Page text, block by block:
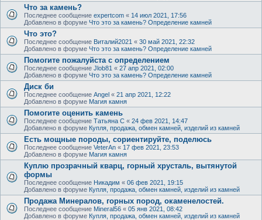
Что за камень?
Последнее сообщение expertcom « 14 июл 2021, 17:56
Добавлено в форуме Что это за камень? Определение камней
Что это?
Последнее сообщение Виталий2021 « 30 май 2021, 22:32
Добавлено в форуме Что это за камень? Определение камней
Помогите пожалуйста с определением
Последнее сообщение Jlob81 « 27 апр 2021, 02:00
Добавлено в форуме Что это за камень? Определение камней
Диск би
Последнее сообщение Angel « 21 апр 2021, 12:22
Добавлено в форуме Магия камня
Помогите оценить камень
Последнее сообщение Татьяна С « 24 фев 2021, 14:47
Добавлено в форуме Купля, продажа, обмен камней, изделий из камней
Есть мощные породы, сориентируйте, поделюсь
Последнее сообщение VeterAn « 17 фев 2021, 23:53
Добавлено в форуме Магия камня
Куплю прозрачный кварц, горный хрусталь, вытянутой
формы
Последнее сообщение Никадим « 06 фев 2021, 19:15
Добавлено в форуме Купля, продажа, обмен камней, изделий из камней
Продажа Минералов, горных пород, окаменелостей.
Последнее сообщение Mineral56 « 05 янв 2021, 08:42
Добавлено в форуме Купля, продажа, обмен камней, изделий из камней